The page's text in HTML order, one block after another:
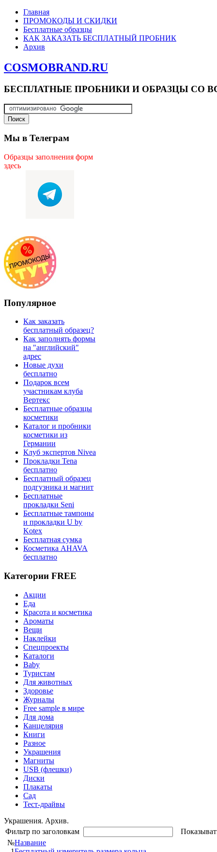
Главная
ПРОМОКОДЫ И СКИДКИ
Бесплатные образцы
КАК ЗАКАЗАТЬ БЕСПЛАТНЫЙ ПРОБНИК
Архив
COSMOBRAND.RU
БЕСПЛАТНЫЕ ПРОБНИКИ И ОБРАЗЦЫ СО
Мы в Телеграм
Образцы заполнения форм
здесь
Популярное
Как заказать
бесплатный образец?
Как заполнять формы
на "английский"
адрес
Новые духи
бесплатно
Подарок всем
участникам клуба
Вертекс
Бесплатные образцы
косметики
Каталог и пробники
косметики из
Германии
Клуб экспертов Nivea
Прокладки Tena
бесплатно
Бесплатный образец
подгузника и магнит
Бесплатные
прокладки Seni
Бесплатные тампоны
и прокладки U by
Kotex
Бесплатная сумка
Косметика AHAVA
бесплатно
Категории FREE
Акции
Еда
Красота и косметика
Ароматы
Вещи
Наклейки
Спецпроекты
Каталоги
Baby
Туристам
Для животных
Здоровье
Журналы
Free sample в мире
Для дома
Канцелярия
Книги
Разное
Украшения
Магниты
USB (флешки)
Диски
Плакаты
Сад
Тест-драйвы
Украшения. Архив.
Фильтр по заголовкам
№Название